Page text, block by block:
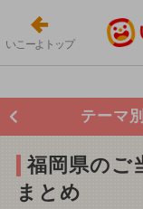
いこーよトップ
テーマ
福岡県のご
まとめ